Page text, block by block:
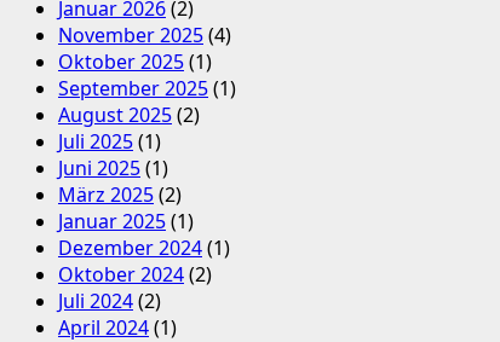
Januar 2026(2)
November 2025(4)
Oktober 2025(1)
September 2025(1)
August 2025(2)
Juli 2025(1)
Juni 2025(1)
März 2025(2)
Januar 2025(1)
Dezember 2024(1)
Oktober 2024(2)
Juli 2024(2)
April 2024(1)